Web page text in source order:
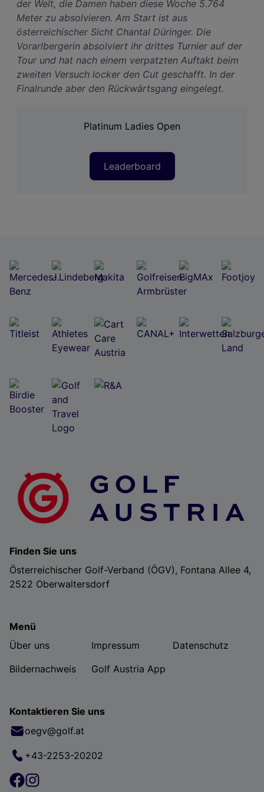
der Welt, die Damen haben diese Woche 5.764
Meter zu absolvieren. Am Start ist aus
österreichischer Sicht Chantal Düringer. Die
Vorarlbergerin absolviert ihr drittes Turnier auf der
Tour und hat nach einem verpatzten Auftakt beim
zweiten Versuch locker den Cut geschafft. In der
Finalrunde aber den Rückwärtsgang eingelegt.
Platinum Ladies Open
Leaderboard
Finden Sie uns
Österreichischer Golf-Verband (ÖGV), Fontana Allee 4,
2522 Oberwaltersdorf
Menü
Über uns
Impressum
Datenschutz
Bildernachweis
Golf Austria App
Kontaktieren Sie uns
oegv@golf.at
+43-2253-20202
Impressum
Wir und unsere Partner verarbeiten Daten, um
Folgendes bereitzustellen:
Verwendung genauer Standortdaten. Endgeräteeigenschaften zur Identifikation
aktiv abfragen. Speichern von oder Zugriff auf Informationen auf einem
Endgerät. Personalisierte Werbung und Inhalte, Messung von Werbeleistung